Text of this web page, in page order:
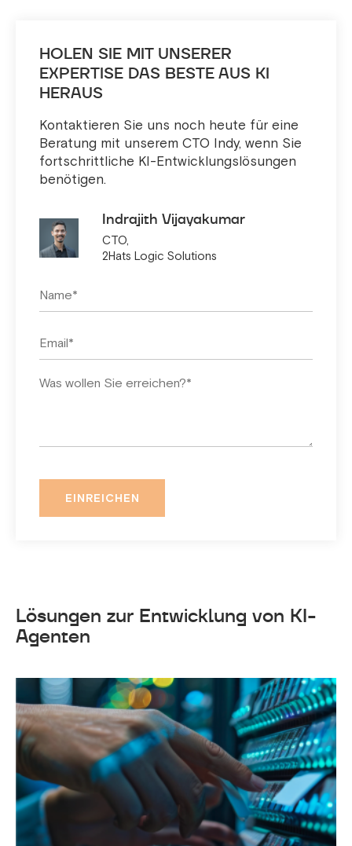
HOLEN SIE MIT UNSERER
EXPERTISE DAS BESTE AUS KI
HERAUS
Kontaktieren Sie uns noch heute für eine
Beratung mit unserem CTO Indy, wenn Sie
fortschrittliche KI-Entwicklungslösungen
benötigen.
Indrajith Vijayakumar
CTO,
2Hats Logic Solutions
Lösungen zur Entwicklung von KI-
Agenten